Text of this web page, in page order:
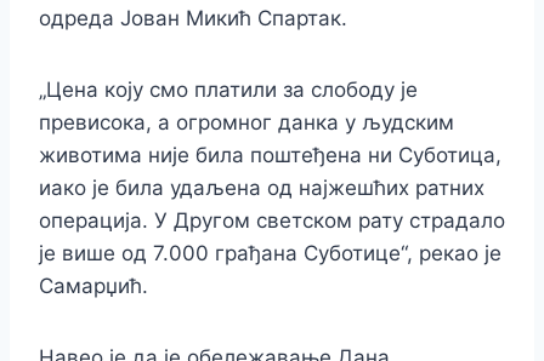
одреда Јован Микић Спартак.
„Цена коју смо платили за слободу је
превисока, а огромног данка у људским
животима није била поштеђена ни Суботица,
иако је била удаљена од најжешћих ратних
операција. У Другом светском рату страдало
је више од 7.000 грађана Суботице“, рекао је
Самарџић.